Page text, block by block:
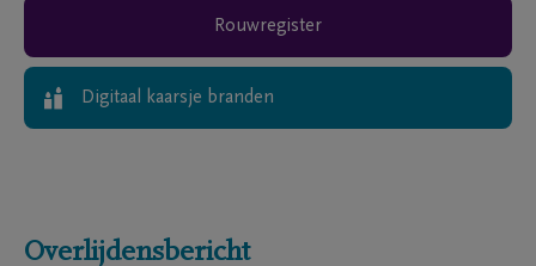
Rouwregister
Digitaal kaarsje branden
Overlijdensbericht